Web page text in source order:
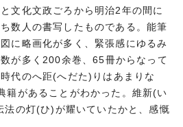
文化文政ごろから明治2年の間に
数人の書写したものである。能筆
に略画化が多く、緊張感にゆるみ
が多く200余巻、65冊からなって
代のへ距(へだた)りはあまりな
籍があることがわかった。維新(い
法の灯(ひ)が耀いていたかと、感慨